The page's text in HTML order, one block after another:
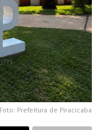
Foto: Prefeitura de Piracicaba